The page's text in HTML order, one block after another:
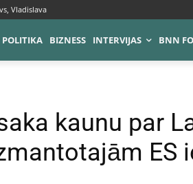
Vladislava
POLITIKA BIZNESS INTERVIJAS BNN
kaunu par
ES